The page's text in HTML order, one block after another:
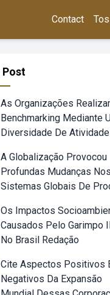
Contact Tos
Post
As Organizações
Benchmarking Mediante
Diversidade De
A Globalização Provocou
Profundas Mudanças Nos
Sistemas Globais De
Os Impactos
Causados Pelo Garimpo
No Brasil Redação
Cite Aspectos Positivos
Negativos Da Expansão